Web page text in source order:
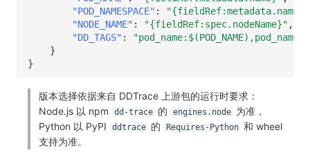
"POD_NAMESPACE" :
"NODE_NAME" : "{fieldRef:spec.nodeName}" ,
"DD_TAGS" :
}
}
版本选择依据来自 DDTrace 上游包的运行时要求：
Node.js 以 npm
dd-trace 的 engines.node
为准，
Python 以 PyPI
ddtrace 的 Requires-Python 和 wheel
支持为准。